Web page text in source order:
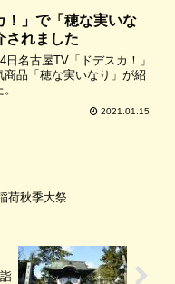
！」で「穂な実いな
されました
日名古屋TV「ドデスカ！」
商品「穂な実いなり」が紹
2021.01.15
荷秋季大祭